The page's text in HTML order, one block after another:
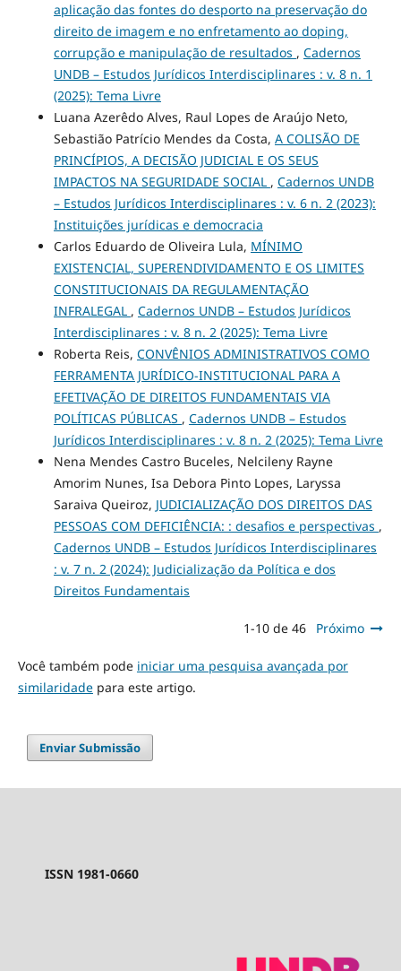
aplicação das fontes do desporto na preservação do
direito de imagem e no enfretamento ao doping,
corrupção e manipulação de resultados , Cadernos
UNDB – Estudos Jurídicos Interdisciplinares : v. 8 n. 1
(2025): Tema Livre
Luana Azerêdo Alves, Raul Lopes de Araújo Neto,
Sebastião Patrício Mendes da Costa, A COLISÃO DE
PRINCÍPIOS, A DECISÃO JUDICIAL E OS SEUS
IMPACTOS NA SEGURIDADE SOCIAL , Cadernos UNDB
– Estudos Jurídicos Interdisciplinares : v. 6 n. 2 (2023):
Instituições jurídicas e democracia
Carlos Eduardo de Oliveira Lula, MÍNIMO
EXISTENCIAL, SUPERENDIVIDAMENTO E OS LIMITES
CONSTITUCIONAIS DA REGULAMENTAÇÃO
INFRALEGAL , Cadernos UNDB – Estudos Jurídicos
Interdisciplinares : v. 8 n. 2 (2025): Tema Livre
Roberta Reis, CONVÊNIOS ADMINISTRATIVOS COMO
FERRAMENTA JURÍDICO-INSTITUCIONAL PARA A
EFETIVAÇÃO DE DIREITOS FUNDAMENTAIS VIA
POLÍTICAS PÚBLICAS , Cadernos UNDB – Estudos
Jurídicos Interdisciplinares : v. 8 n. 2 (2025): Tema Livre
Nena Mendes Castro Buceles, Nelcileny Rayne
Amorim Nunes, Isa Debora Pinto Lopes, Laryssa
Saraiva Queiroz, JUDICIALIZAÇÃO DOS DIREITOS DAS
PESSOAS COM DEFICIÊNCIA: : desafios e perspectivas ,
Cadernos UNDB – Estudos Jurídicos Interdisciplinares
: v. 7 n. 2 (2024): Judicialização da Política e dos
Direitos Fundamentais
1-10 de 46 Próximo
Você também pode iniciar uma pesquisa avançada por
similaridadepara este artigo.
Enviar Submissão
ISSN 1981-0660